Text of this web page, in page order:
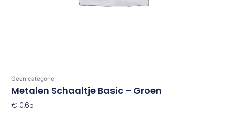
Geen categorie
Metalen Schaaltje Basic – Groen
€ 0,65